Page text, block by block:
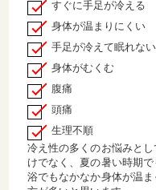
すぐに手足が冷える
身体が温まりにくい
手足が冷えて眠れない
身体がむくむ
腹痛
頭痛
生理不順
冷え性の多くのお悩みと
けでなく、夏の暑い時期
浴でもなかなか身体が温